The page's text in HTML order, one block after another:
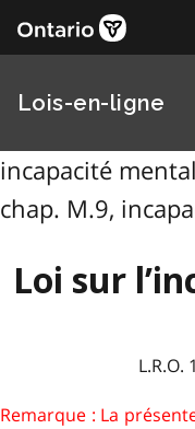
Lois-en-ligne
incapacité
chap. M.9,
Loi sur
L.R.O.
Remarque : La